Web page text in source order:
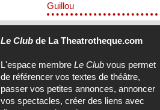
Guillou
Le Club de La Theatrotheque.com
L'espace membreLe Club vous permet
de référencer vos textes de théâtre,
passer vos petites annonces, annoncer
vos spectacles, créer des liens avec